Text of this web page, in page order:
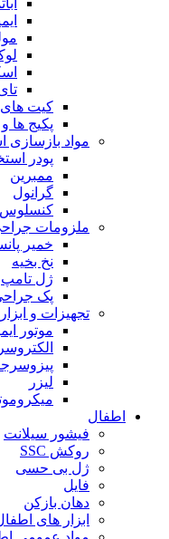
کیت
پکیج ها
مواد بازسازی
پودر
ممبرین
گرانول
ملزومات
خمیر
نخ بخیه
ژل تامپ
پک
تجهیزات و
موتور
لیزر
اطفال
فیشور سیلانت
روکش SSC
ژل بی حسی
فایل
دهان بازکن
ابزار های